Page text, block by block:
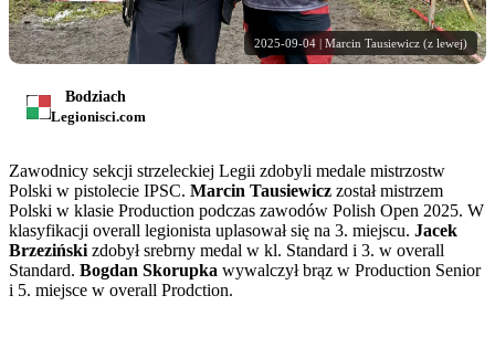
2025-09-04 | Marcin Tausiewicz (z lewej)
Bodziach
Legionisci.com
Zawodnicy sekcji strzeleckiej Legii zdobyli medale mistrzostw
Polski w pistolecie IPSC. Marcin Tausiewicz został mistrzem
Polski w klasie Production podczas zawodów Polish Open 2025. W
klasyfikacji overall legionista uplasował się na 3. miejscu. Jacek
Brzeziński zdobył srebrny medal w kl. Standard i 3. w overall
Standard. Bogdan Skorupka wywalczył brąz w Production Senior
i 5. miejsce w overall Prodction.